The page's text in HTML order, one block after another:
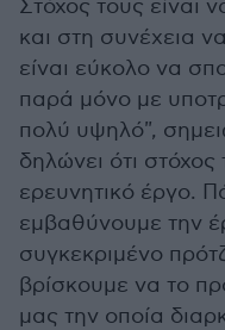
Στόχος τους είναι
και στη συνέχεια
είναι εύκολο να
παρά μόνο με
πολύ υψηλό",
δηλώνει ότι στόχος
ερευνητικό έργο.
εμβαθύνουμε την
συγκεκριμένο
βρίσκουμε να το
μας την οποία